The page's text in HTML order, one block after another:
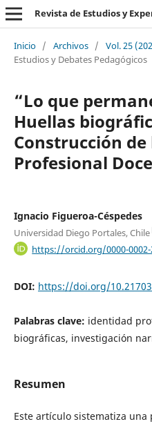
Revista de Estudios y
Inicio / Archivos / Vol. 25
Estudios y Debates Pedagógicos
“Lo que
Huellas
Construcción
Profesional
Ignacio Figueroa-Céspedes
Universidad Diego Portales, Chile
https://orcid.org/0000-0002-
DOI: https://doi.org/
Palabras clave: identidad
biográficas, investigación
Resumen
Este artículo sistematiza